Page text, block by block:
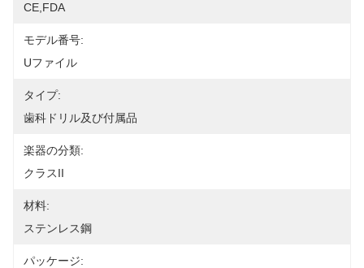
CE,FDA
モデル番号:
Uファイル
タイプ:
歯科ドリル及び付属品
楽器の分類:
クラスII
材料:
ステンレス鋼
パッケージ: